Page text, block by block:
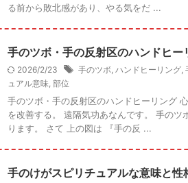
る前から敗北感があり、やる気をだ ...
手のツボ・手の反射区のハンドヒー
2026/2/23 手のツボ, ハンドヒーリング,
ュアル意味, 部位
手のツボ・手の反射区のハンドヒーリング
を改善する。 遠隔気功あなんです。 手の
ります。 さて 上の図は 『手の反 ...
手のけがスピリチュアルな意味と性